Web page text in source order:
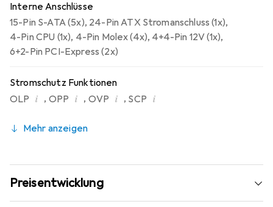
Interne Anschlüsse
15-Pin S-ATA (5x), 24-Pin ATX Stromanschluss (1x),
4-Pin CPU (1x), 4-Pin Molex (4x), 4+4-Pin 12V (1x),
6+2-Pin PCI-Express (2x)
Stromschutz Funktionen
OLP i , OPP i , OVP i , SCP i
Mehr anzeigen
Preisentwicklung